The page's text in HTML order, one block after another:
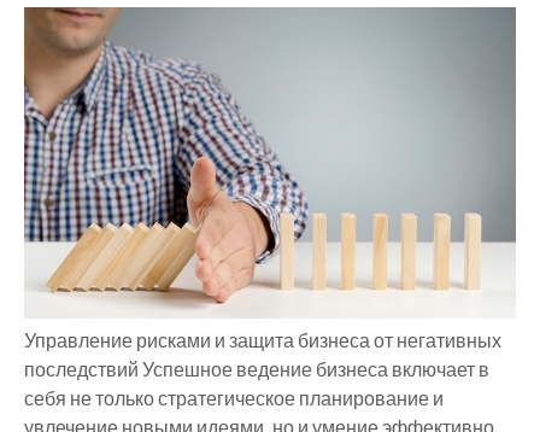
Управление рисками и защита бизнеса от негативных
последствий Успешное ведение бизнеса включает в
себя не только стратегическое планирование и